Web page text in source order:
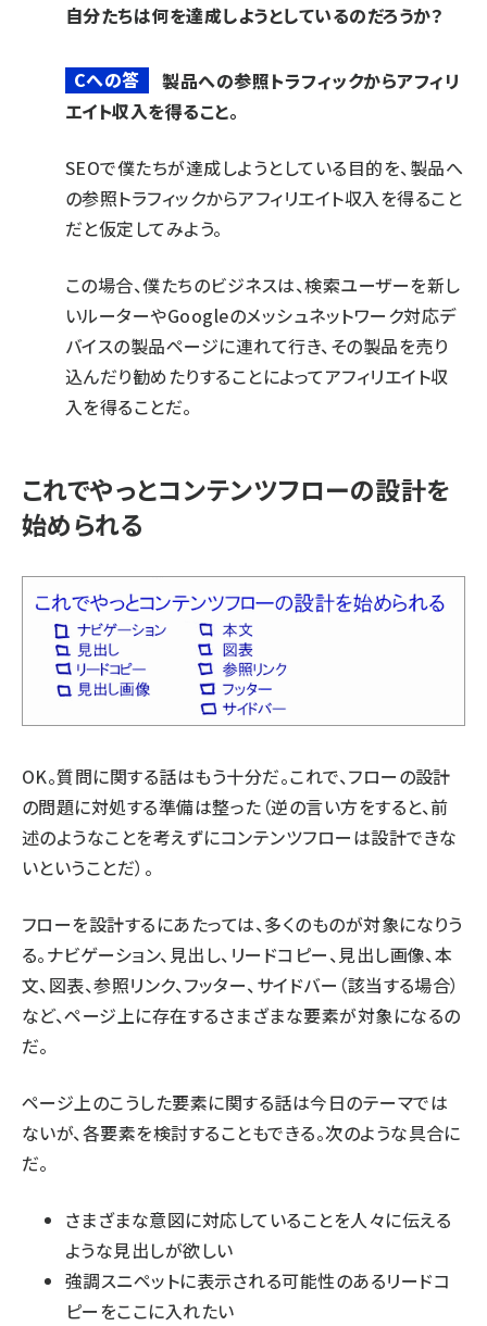
自分たちは何を達成しようとしているのだろうか？
Cへの答
製品への参照トラフィックからアフィリ
エイト収入を得ること。
SEOで僕たちが達成しようとしている目的を、製品へ
の参照トラフィックからアフィリエイト収入を得ること
だと仮定してみよう。
この場合、僕たちのビジネスは、検索ユーザーを新し
いルーターやGoogleのメッシュネットワーク対応デ
バイスの製品ページに連れて行き、その製品を売り
込んだり勧めたりすることによってアフィリエイト収
入を得ることだ。
これでやっとコンテンツフローの設計を
始められる
OK。質問に関する話はもう十分だ。これで、フローの設計
の問題に対処する準備は整った（逆の言い方をすると、前
述のようなことを考えずにコンテンツフローは設計できな
いということだ）。
フローを設計するにあたっては、多くのものが対象になりう
る。ナビゲーション、見出し、リードコピー、見出し画像、本
文、図表、参照リンク、フッター、サイドバー（該当する場合）
など、ページ上に存在するさまざまな要素が対象になるの
だ。
ページ上のこうした要素に関する話は今日のテーマでは
ないが、各要素を検討することもできる。次のような具合に
だ。
さまざまな意図に対応していることを人々に伝える
ような見出しが欲しい
強調スニペットに表示される可能性のあるリードコ
ピーをここに入れたい